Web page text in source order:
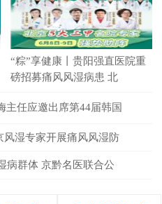
“粽”享健康丨贵阳强直医院重
磅招募痛风风湿病患 北
主任应邀出席第44届韩国
风湿专家开展痛风风湿防
病群体 京黔名医联合公